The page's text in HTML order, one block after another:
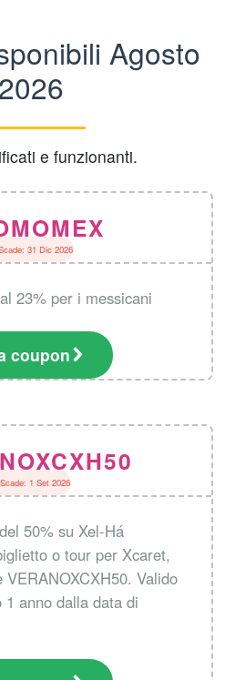
Agosto
2026
e funzionanti.
31 Dic 2026
23% per i messicani
coupon
Scade: 1 Set 2026
50% su Xel-Há
o tour per Xcaret,
Valido
anno dalla data di